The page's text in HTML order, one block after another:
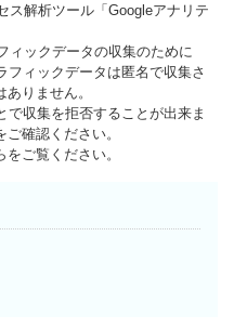
ス解析ツール「Googleアナリテ
ィックデータの収集のために
フィックデータは匿名で収集さ
りません。
で収集を拒否することが出来ま
確認ください。
ご覧ください。